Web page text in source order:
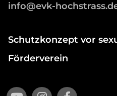
info@evk-
Schutzkonzept vor
Förderverein